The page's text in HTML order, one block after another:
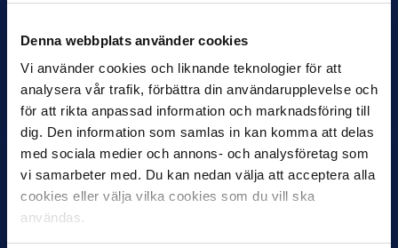
Denna webbplats använder cookies
Vi använder cookies och liknande teknologier för att
analysera vår trafik, förbättra din användarupplevelse och
för att rikta anpassad information och marknadsföring till
dig. Den information som samlas in kan komma att delas
med sociala medier och annons- och analysföretag som
vi samarbeter med. Du kan nedan välja att acceptera alla
cookies eller välja vilka cookies som du vill ska
användas.
Favorit i repris för Sirius i maj
Samma vinnare som i…